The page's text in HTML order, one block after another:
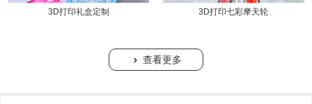
3D打印礼盒定制 3D打印七彩摩天轮
 查看更多